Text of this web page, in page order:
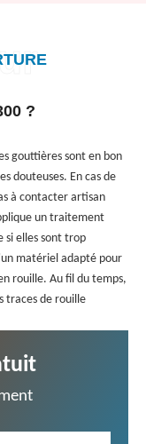
?
gouttières sont en bon
douteuses. En cas de
à contacter artisan
un traitement
si elles sont trop
matériel adapté pour
rouille. Au fil du temps,
traces de rouille